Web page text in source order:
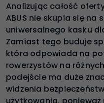
Analizując całość
ABUS nie skupia się na
uniwersalnego kasku
Zamiast tego buduje
która odpowiada na
rowerzystów na
podejście ma duże
widzenia